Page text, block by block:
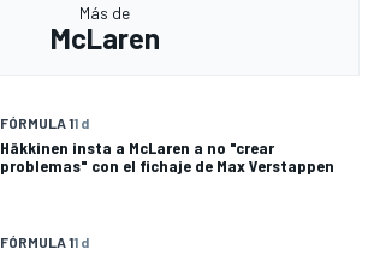
Más de
McLaren
FÓRMULA 11 d
Häkkinen insta a McLaren a no "crear
problemas" con el fichaje de Max Verstappen
FÓRMULA 11 d